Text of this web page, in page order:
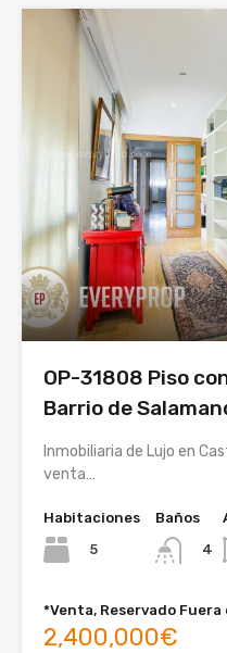
OP-31808 Piso
Barrio de
Inmobiliaria de Lujo en
venta…
Habitaciones
5
Baños
4
*Venta, Reservado Fuera
2,400,000€